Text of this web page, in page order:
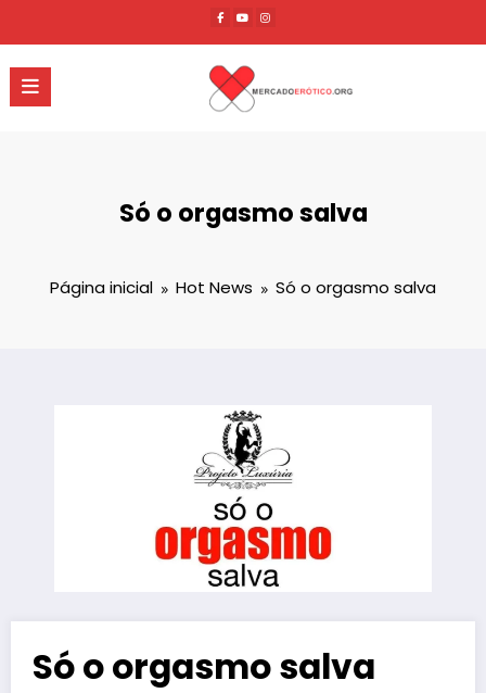
o
conteúdo
Só o orgasmo salva
Página inicial Hot News Só o orgasmo salva
Só o orgasmo salva